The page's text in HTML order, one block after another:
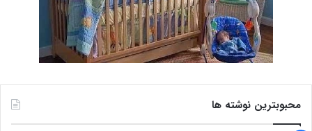
محبوبترین نوشته ها